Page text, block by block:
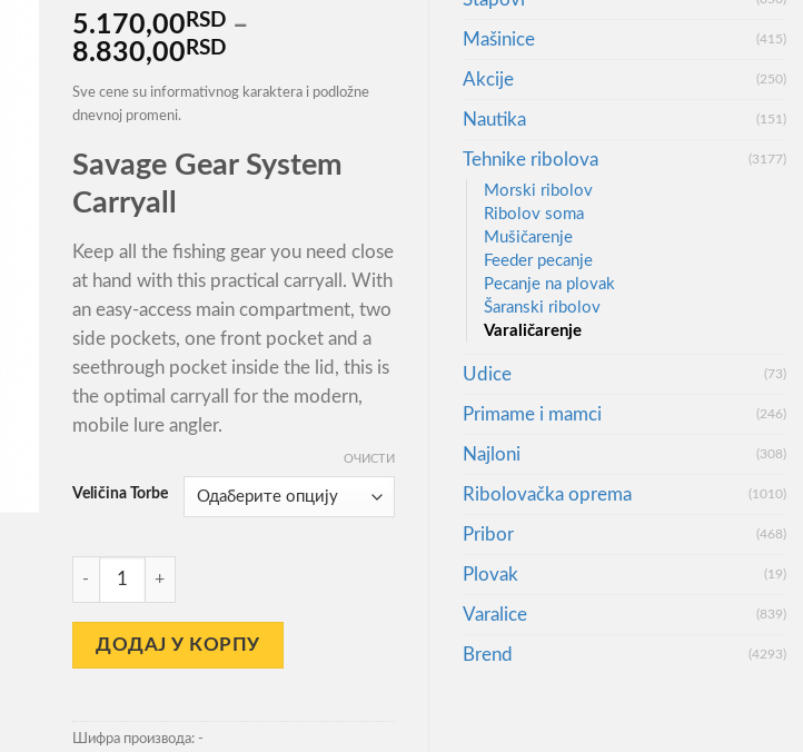
5.170,00 RSD –
8.830,00 RSDРаспон
цена:
од
до
Sve cene su informativnog karaktera i podložne
dnevnoj promeni.
Savage Gear System
Carryall
Keep all the fishing gear you need close
at hand with this practical carryall. With
an easy-access main compartment, two
side pockets, one front pocket and a
seethrough pocket inside the lid, this is
the optimal carryall for the modern,
mobile lure angler.
Veličina Torbe
ОЧИСТИ
Torba Savage Gear za Pribor Sistem Carryall количина
ДОДАЈ У КОРПУ
Шифра производа: -
Mašinice (415)
Akcije (250)
Nautika (151)
Tehnike ribolova (3177)
Morski ribolov
Ribolov soma
Mušičarenje
Feeder pecanje
Pecanje na plovak
Šaranski ribolov
Varaličarenje
Udice (73)
Primame i mamci (246)
Najloni (308)
Ribolovačka oprema (1010)
Pribor (468)
Plovak (19)
Varalice (839)
Brend (4293)